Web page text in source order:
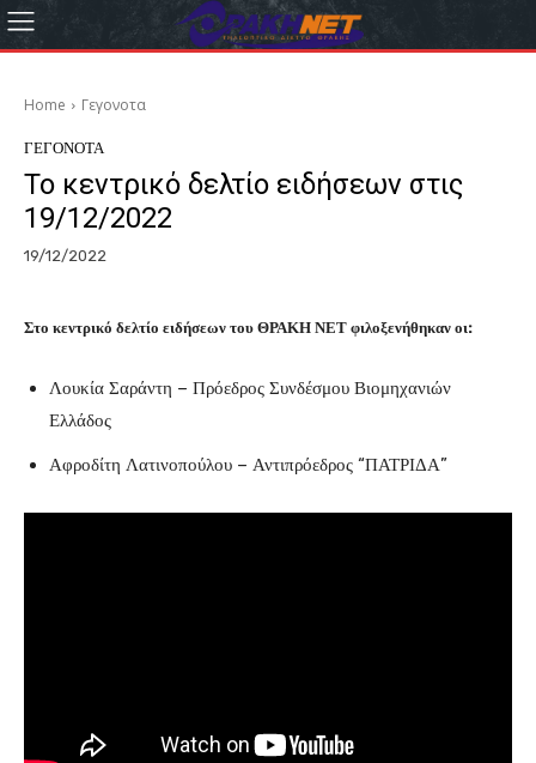
Home Γεγονοτα
ΓΕΓΟΝΟΤΑ
Το κεντρικό δελτίο ειδήσεων στις
19/12/2022
19/12/2022
Στο κεντρικό δελτίο ειδήσεων του ΘΡΑΚΗ ΝΕΤ φιλοξενήθηκαν οι:
Λουκία Σαράντη – Πρόεδρος Συνδέσμου Βιομηχανιών
Ελλάδος
Αφροδίτη Λατινοπούλου – Αντιπρόεδρος “ΠΑΤΡΙΔΑ”